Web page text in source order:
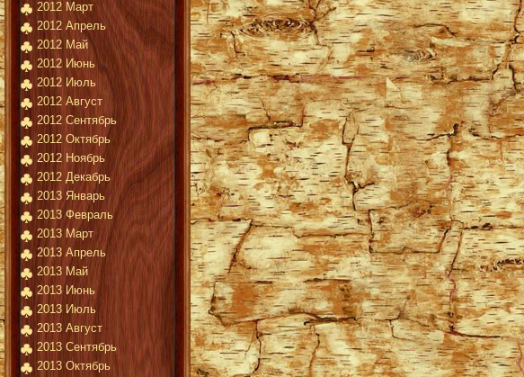
2012 Март
2012 Апрель
2012 Май
2012 Июнь
2012 Июль
2012 Август
2012 Сентябрь
2012 Октябрь
2012 Ноябрь
2012 Декабрь
2013 Январь
2013 Февраль
2013 Март
2013 Апрель
2013 Май
2013 Июнь
2013 Июль
2013 Август
2013 Сентябрь
2013 Октябрь